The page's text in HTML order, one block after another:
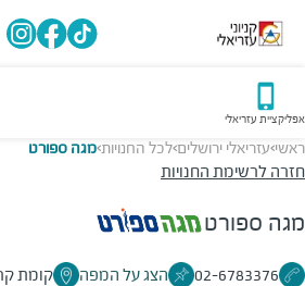
אפליקציית עזריאלי
ראשי>עזריאלי ירושלים>לכל החנויות>מגה ספורט
חזרה לרשימת החנויות
מגה ספורט
02-6783376 הצג על המפה קומת